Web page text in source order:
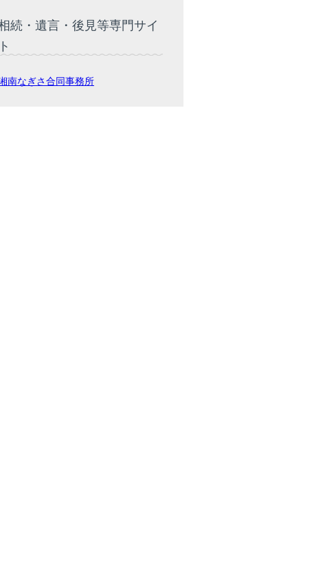
続・遺言・後見等専門サイ
ト
南なぎさ合同事務所